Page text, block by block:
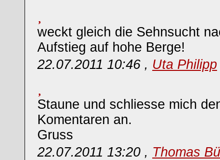
weckt gleich die Sehnsucht
Aufstieg auf hohe Berge!
22.07.2011 10:46 , Uta Philipp
Staune und schliesse mich
Komentaren an.
Gruss
22.07.2011 13:20 , Thomas